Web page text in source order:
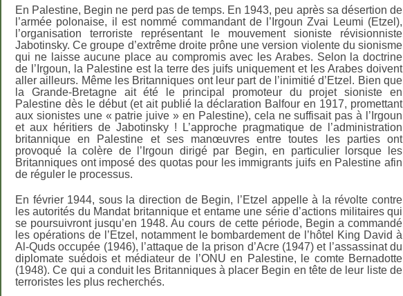
En Palestine, Begin ne perd pas de temps. En 1943, peu après sa désertion de
l’armée polonaise, il est nommé commandant de l’Irgoun Zvai Leumi (Etzel),
l’organisation terroriste représentant le mouvement sioniste révisionniste
Jabotinsky. Ce groupe d’extrême droite prône une version violente du sionisme
qui ne laisse aucune place au compromis avec les Arabes. Selon la doctrine
de l’Irgoun, la Palestine est la terre des juifs uniquement et les Arabes doivent
aller ailleurs. Même les Britanniques ont leur part de l’inimitié d’Etzel. Bien que
la Grande-Bretagne ait été le principal promoteur du projet sioniste en
Palestine dès le début (et ait publié la déclaration Balfour en 1917, promettant
aux sionistes une « patrie juive » en Palestine), cela ne suffisait pas à l’Irgoun
et aux héritiers de Jabotinsky ! L’approche pragmatique de l’administration
britannique en Palestine et ses manœuvres entre toutes les parties ont
provoqué la colère de l’Irgoun dirigé par Begin, en particulier lorsque les
Britanniques ont imposé des quotas pour les immigrants juifs en Palestine afin
de réguler le processus.
En février 1944, sous la direction de Begin, l’Etzel appelle à la révolte contre
les autorités du Mandat britannique et entame une série d’actions militaires qui
se poursuivront jusqu’en 1948. Au cours de cette période, Begin a commandé
les opérations de l’Etzel, notamment le bombardement de l’hôtel King David à
Al-Quds occupée (1946), l’attaque de la prison d’Acre (1947) et l’assassinat du
diplomate suédois et médiateur de l’ONU en Palestine, le comte Bernadotte
(1948). Ce qui a conduit les Britanniques à placer Begin en tête de leur liste de
terroristes les plus recherchés.